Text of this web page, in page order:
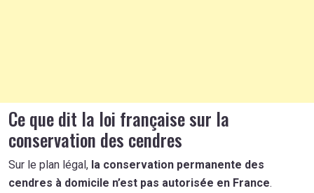
Ce que dit la loi française sur la
conservation des cendres
Sur le plan légal, la conservation permanente des
cendres à domicile n’est pas autorisée en France.